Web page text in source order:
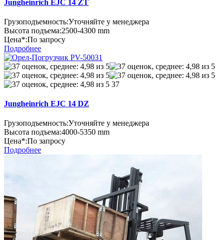
Jungheinrich EJC 14 ZT
Грузоподъемность:Уточняйте у менеджера
Высота подъема:2500-4300 mm
Цена*:По запросу
Подробнее
37
Jungheinrich EJC 14 DZ
Грузоподъемность:Уточняйте у менеджера
Высота подъема:4000-5350 mm
Цена*:По запросу
Подробнее